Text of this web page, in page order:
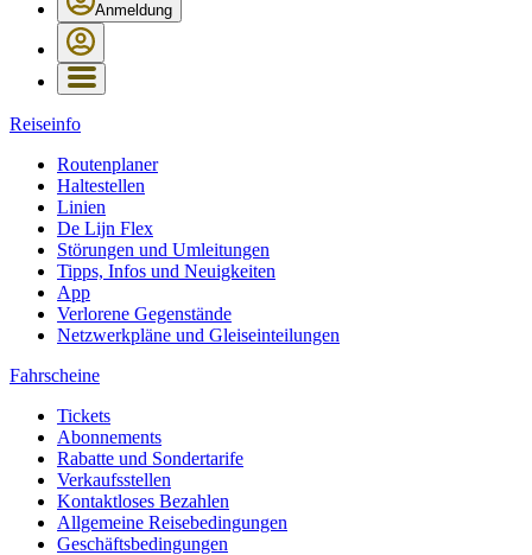
Anmeldung
Reiseinfo
Routenplaner
Haltestellen
Linien
De Lijn Flex
Störungen und Umleitungen
Tipps, Infos und Neuigkeiten
App
Verlorene Gegenstände
Netzwerkpläne und Gleiseinteilungen
Fahrscheine
Tickets
Abonnements
Rabatte und Sondertarife
Verkaufsstellen
Kontaktloses Bezahlen
Allgemeine Reisebedingungen
Geschäftsbedingungen